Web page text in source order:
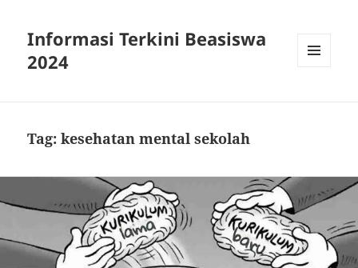
Informasi Terkini Beasiswa
2024
Tag:kesehatan mental sekolah